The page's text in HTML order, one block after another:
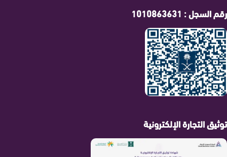
رقم السجل : 1010863631
توثيق التجارة الإلكترونية